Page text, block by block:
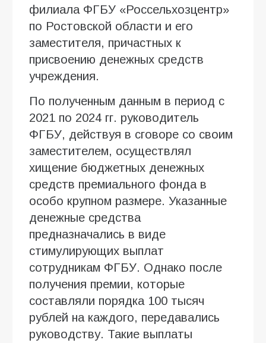
филиала ФГБУ «Россельхозцентр»
по Ростовской области и его
заместителя, причастных к
присвоению денежных средств
учреждения.
По полученным данным в период с
2021 по 2024 гг. руководитель
ФГБУ, действуя в сговоре со своим
заместителем, осуществлял
хищение бюджетных денежных
средств премиального фонда в
особо крупном размере. Указанные
денежные средства
предназначались в виде
стимулирующих выплат
сотрудникам ФГБУ. Однако после
получения премии, которые
составляли порядка 100 тысяч
рублей на каждого, передавались
руководству. Такие выплаты